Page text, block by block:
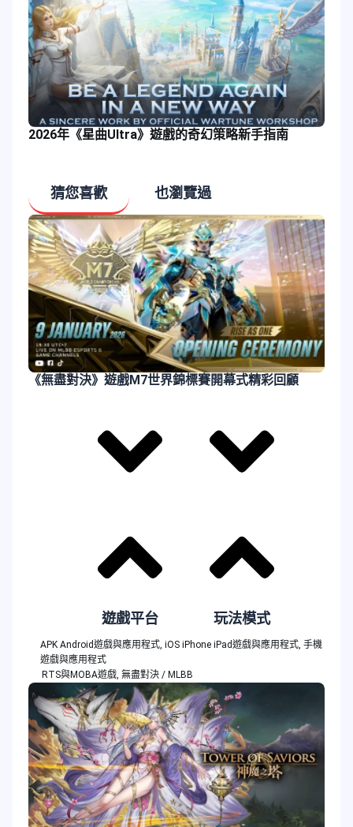
2026年《星曲Ultra》遊戲的奇幻策略新手指南
猜您喜歡 也瀏覽過
《無盡對決》遊戲M7世界錦標賽開幕式精彩回顧
遊戲平台 玩法模式
APK Android遊戲與應用程式, iOS iPhone iPad遊戲與應用程式, 手機
遊戲與應用程式
RTS與MOBA遊戲 無盡對決 / MLBB